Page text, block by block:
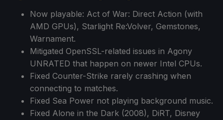
Now playable: Act of War: Direct Action (with
AMD GPUs), Starlight Re:Volver, Gemstones,
Warnament.
Mitigated OpenSSL-related issues in Agony
UNRATED that happen on newer Intel CPUs.
Fixed Counter-Strike rarely crashing when
connecting to matches.
Fixed Sea Power not playing background music.
Fixed Alone in the Dark (2008), DiRT, Disney